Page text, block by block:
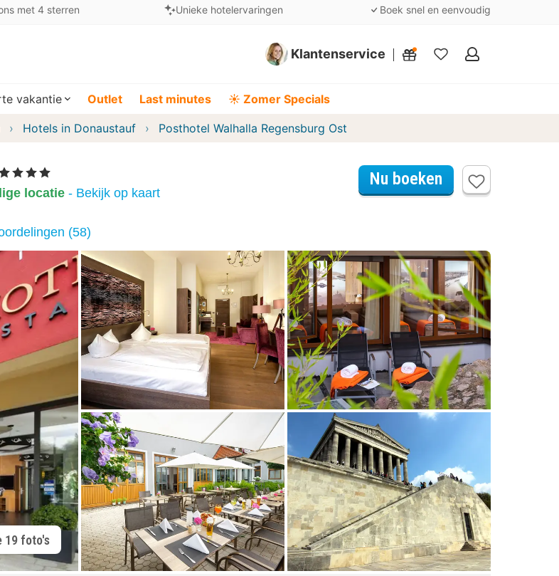
met 4 sterren Unieke hotelervaringen Boek snel en eenvoudig
Klantenservice
Mijn
vakantie Outlet Last minutes ☀️ Zomer Specials
Hotels in Donaustauf Posthotel Walhalla Regensburg Ost
4 Sterren
locatie - Bekijk op kaart
Nu boeken
(58)
19 foto's